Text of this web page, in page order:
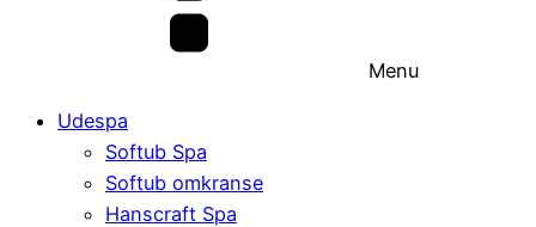
Menu
Udespa
Softub Spa
Softub omkranse
Hanscraft Spa